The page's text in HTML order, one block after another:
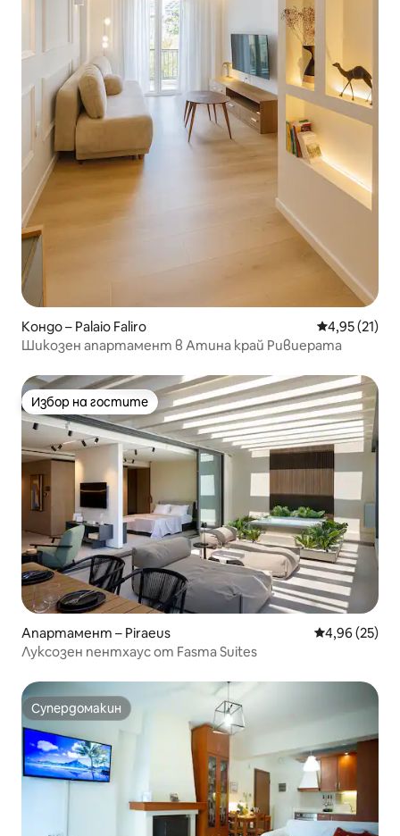
Кондо – Palaio Faliro Средна
4,95 (21)
Шикозен апартамент в Атина край Ривиерата
Избор на гостите
Избор на гостите
Апартамент – Piraeus Средна
4,96 (25)
Луксозен пентхаус от Fasma Suites
Супердомакин
Супердомакин